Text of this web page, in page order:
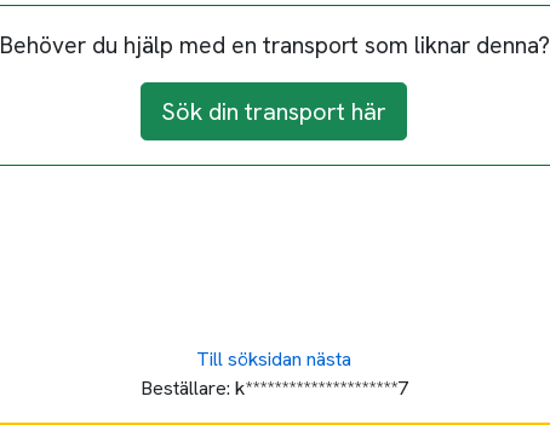
Behöver du hjälp med en transport som liknar denna?
Sök din transport här
Till söksidan nästa
Beställare: k*********************7